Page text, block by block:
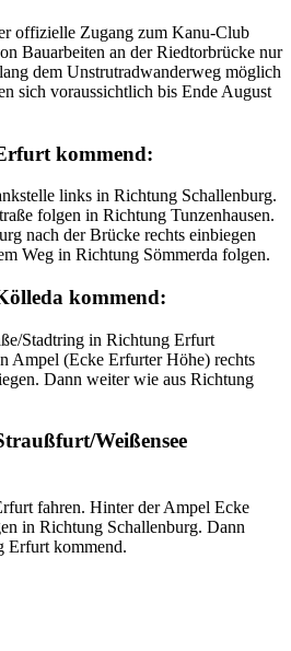
offizielle Zugang zum Kanu-Club
Bauarbeiten an der Riedtorbrücke nur
dem Unstrutradwanderweg möglich
sich voraussichtlich bis Ende August
kommend:
links in Richtung Schallenburg.
folgen in Richtung Tunzenhausen.
nach der Brücke rechts einbiegen
Weg in Richtung Sömmerda folgen.
kommend:
Stadtring in Richtung Erfurt
Ampel (Ecke Erfurter Höhe) rechts
Dann weiter wie aus Richtung
Weißensee
fahren. Hinter der Ampel Ecke
in Richtung Schallenburg. Dann
Erfurt kommend.